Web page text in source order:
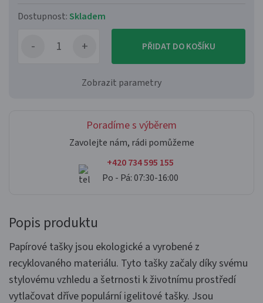
Dostupnost:Skladem
PŘIDAT DO KOŠÍKU
Zobrazit parametry
Poradíme s výběrem
Zavolejte nám, rádi pomůžeme
+420 734 595 155
Po - Pá: 07:30-16:00
Popis produktu
Papírové tašky jsou ekologické a vyrobené z
recyklovaného materiálu. Tyto tašky začaly díky svému
stylovému vzhledu a šetrnosti k životnímu prostředí
vytlačovat dříve populární igelitové tašky. Jsou